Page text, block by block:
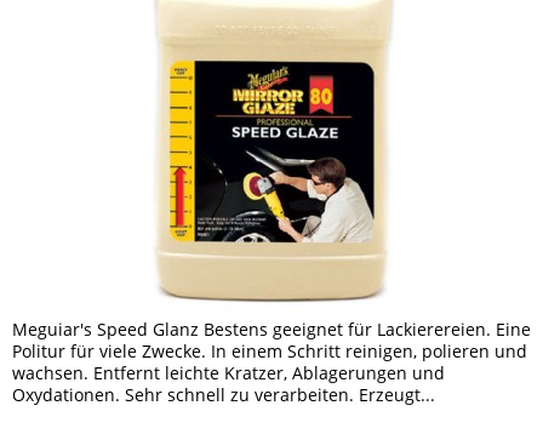
Meguiar's Speed Glanz Bestens geeignet für Lackierereien. Eine
Politur für viele Zwecke. In einem Schritt reinigen, polieren und
wachsen. Entfernt leichte Kratzer, Ablagerungen und
Oxydationen. Sehr schnell zu verarbeiten. Erzeugt...